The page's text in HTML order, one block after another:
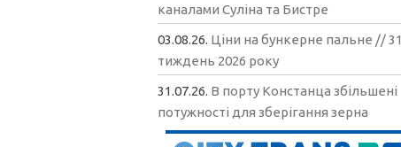
каналами Суліна та Бистре
03.08.26. Ціни на бункерне пальне // 31
тиждень 2026 року
31.07.26. В порту Констанца збільшені
потужності для зберігання зерна